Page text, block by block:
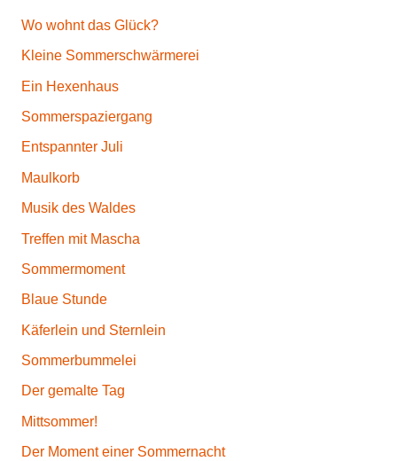
Wo wohnt das Glück?
Kleine Sommerschwärmerei
Ein Hexenhaus
Sommerspaziergang
Entspannter Juli
Maulkorb
Musik des Waldes
Treffen mit Mascha
Sommermoment
Blaue Stunde
Käferlein und Sternlein
Sommerbummelei
Der gemalte Tag
Mittsommer!
Der Moment einer Sommernacht